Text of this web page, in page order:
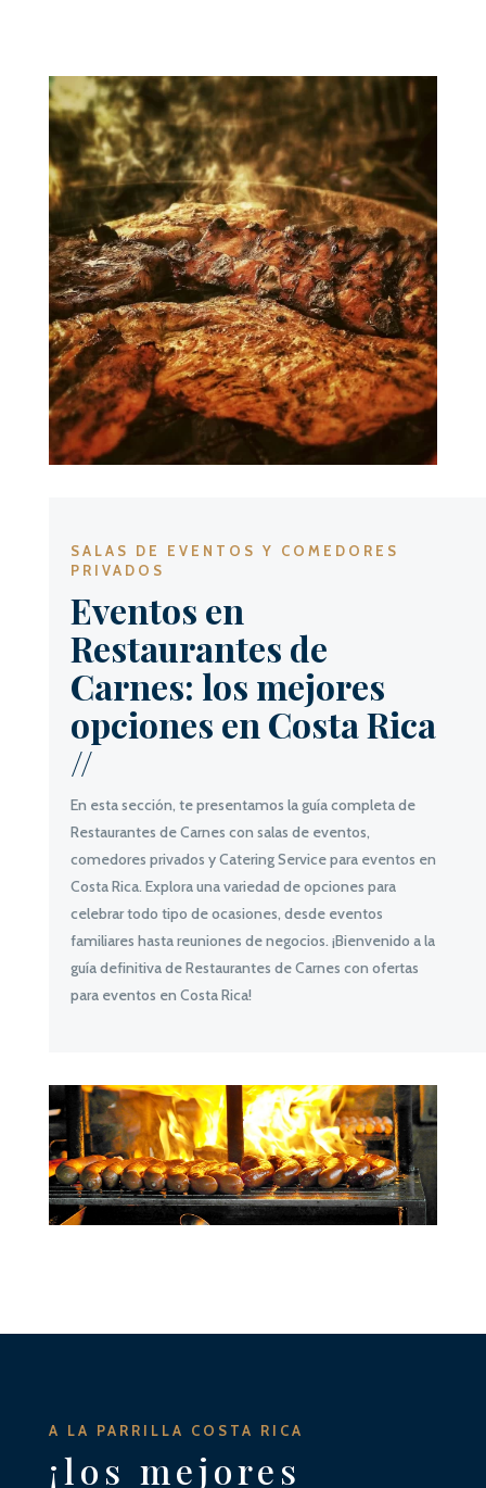
SALAS DE EVENTOS Y COMEDORES
PRIVADOS
Eventos en
Restaurantes de
Carnes: los mejores
opciones en Costa Rica
//
En esta sección, te presentamos la guía completa de
Restaurantes de Carnes con salas de eventos,
comedores privados y Catering Service para eventos en
Costa Rica. Explora una variedad de opciones para
celebrar todo tipo de ocasiones, desde eventos
familiares hasta reuniones de negocios. ¡Bienvenido a la
guía definitiva de Restaurantes de Carnes con ofertas
para eventos en Costa Rica!
A LA PARRILLA COSTA RICA
¡los mejores